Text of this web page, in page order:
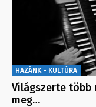
HAZÁNK - KULTÚRA
Világszerte több
meg…